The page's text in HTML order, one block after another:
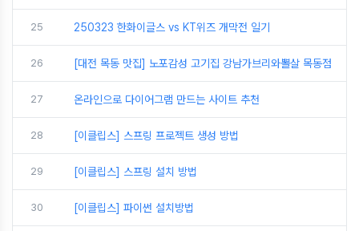
25 250323 한화이글스 vs KT위즈 개막전 일기
26 [대전 목동 맛집] 노포감성 고기집 강남가브리와뽈살 목동점
27 온라인으로 다이어그램 만드는 사이트 추천
28 [이클립스] 스프링 프로젝트 생성 방법
29 [이클립스] 스프링 설치 방법
30 [이클립스] 파이썬 설치방법